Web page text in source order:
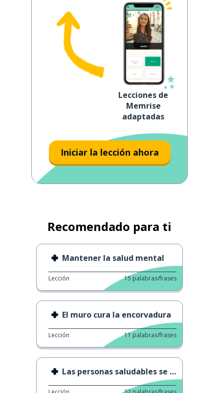
Lecciones de
Memrise
adaptadas
Iniciar la lección ahora
Recomendado para ti
Mantener la salud mental
Lección 15 palabras/frases
El muro cura la encorvadura
Lección 11 palabras/frases
Las personas saludables se deprimen